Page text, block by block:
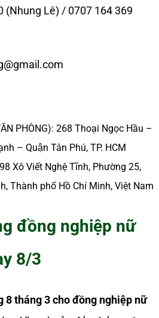
(Nhung Lê) / 0707 164 369
PHÒNG): 268 Thoại Ngọc Hầu –
– Quận Tân Phú, TP. HCM
Xô Viết Nghệ Tĩnh, Phường 25,
Thành phố Hồ Chí Minh, Việt Nam
đồng nghiệp nữ
8/3
8 tháng 3 cho đồng nghiệp nữ